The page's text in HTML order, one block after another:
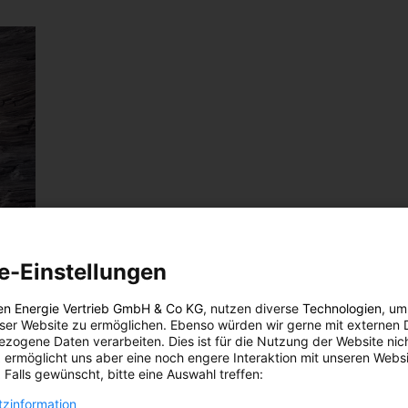
Einstellungen
Energie Vertrieb GmbH & Co KG, nutzen diverse Technologien,
Website zu ermöglichen. Ebenso würden wir gerne mit externen
Daten verarbeiten. Dies ist für die Nutzung der Website
ermöglicht uns aber eine noch engere Interaktion mit unseren
Falls gewünscht, bitte eine Auswahl treffen: